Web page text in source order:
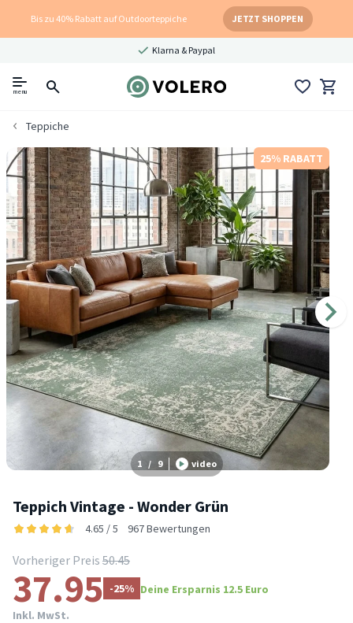
Bis zu 40% Rabatt auf Outdoorteppiche JETZT SHOPPEN
Klarna & Paypal
menu
Teppiche
25% RABATT
1 / 9 video
Teppich Vintage - Wonder Grün
4.65 / 5 967 Bewertungen
Vorheriger Preis 50.45
37.95 -25% Deine Ersparnis 12.5 Euro
Inkl. MwSt.